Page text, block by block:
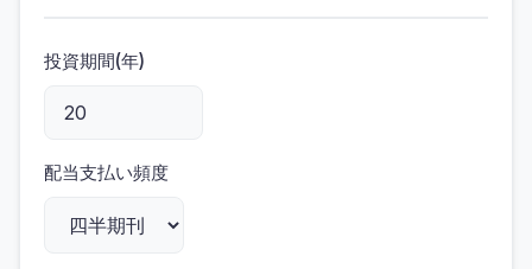
投資期間(年)
配当支払い頻度